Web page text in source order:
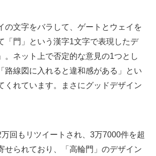
ネットの話題
文字をバラして、ゲートとウェイを
「門」という漢字1文字で表現したデ
。ネット上で否定的な意見の1つとし
路線図に入れると違和感がある」とい
くれています。まさにグッドデザイン
回もリツイートされ、3万7000件を超
せられており、「高輪門」のデザイン